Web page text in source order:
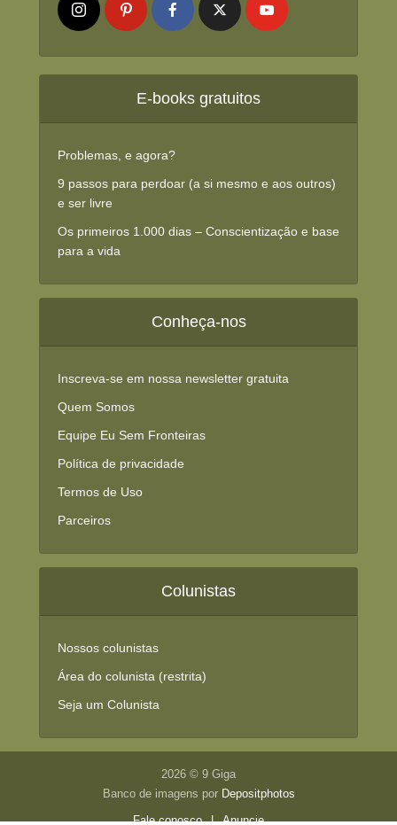
E-books gratuitos
Problemas, e agora?
9 passos para perdoar (a si mesmo e aos outros)
e ser livre
Os primeiros 1.000 dias – Conscientização e base
para a vida
Conheça-nos
Inscreva-se em nossa newsletter gratuita
Quem Somos
Equipe Eu Sem Fronteiras
Política de privacidade
Termos de Uso
Parceiros
Colunistas
Nossos colunistas
Área do colunista (restrita)
Seja um Colunista
2026 © 9 Giga
Banco de imagens por Depositphotos
Fale conosco
| Anuncie